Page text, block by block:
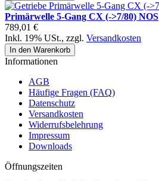
Primärwelle 5-Gang CX (->7/80) NOS
789,01 €
Inkl. 19% USt., zzgl. Versandkosten
In den Warenkorb
Informationen
AGB
Häufige Fragen (FAQ)
Datenschutz
Versandkosten
Widerrufsbelehrung
Impressum
Downloads
Öffnungszeiten